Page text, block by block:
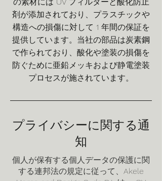
剤が添加されており、プラスチックや
構造への損傷に対して 1 年間の保証を
提供しています。当社の部品は炭素鋼
で作られており、酸化や塗装の損傷を
防ぐために亜鉛メッキおよび静電塗装
プロセスが施されています。
プライバシーに関する通
知
個人が保有する個人データの保護に関
する連邦法の規定に従って、Akele